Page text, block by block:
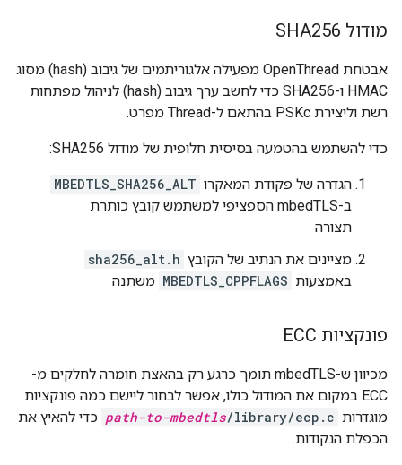
מודול SHA256
אבטחת OpenThread מפעילה אלגוריתמים של גיבוב (hash) מסוג
HMAC ו-SHA256 כדי לחשב ערך גיבוב (hash) לניהול מפתחות
רשת וליצירת PSKc בהתאם ל-Thread מפרט.
כדי להשתמש בהטמעה בסיסית חלופית של מודול SHA256:
הגדרה של פקודת המאקרו MBEDTLS_SHA256_ALT
ב-mbedTLS הספציפי למשתמש קובץ כותרת
תצורה
מציינים את הנתיב של הקובץ sha256_alt.h
באמצעות MBEDTLS_CPPFLAGS משתנה
פונקציות ECC
מכיוון ש-mbedTLS תומך כרגע רק בהאצת חומרה לחלקים מ-
ECC במקום את המודול כולו, אפשר לבחור ליישם כמה פונקציות
מוגדרות
path-to-mbedtls/library/ecp.c
כדי להאיץ את
הכפלת הנקודות.